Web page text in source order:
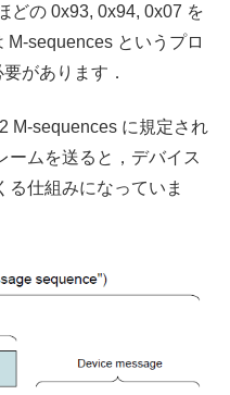
どの 0x93, 0x94, 0x07 を
sequences というプロ
があります．
M-sequences に規定され
ームを送ると，デバイス
る仕組みになっていま